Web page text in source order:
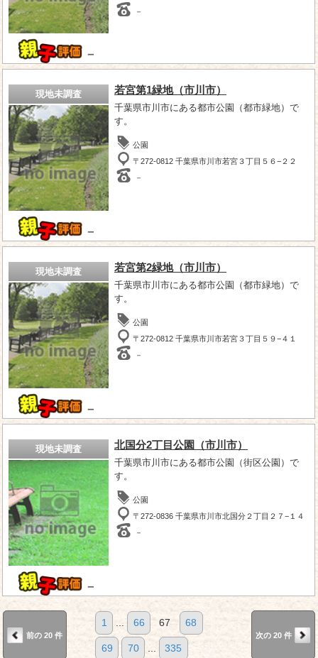
－
－
現地未調査
－
若宮第1緑地（市川市）
千葉県市川市にある都市公園（都市緑地）で
す。
公園
〒272-0812 千葉県市川市若宮３丁目５６−２２
－
現地未調査
－
若宮第2緑地（市川市）
千葉県市川市にある都市公園（都市緑地）で
す。
公園
〒272-0812 千葉県市川市若宮３丁目５９−４１
－
現地未調査
－
北国分2丁目公園（市川市）
千葉県市川市にある都市公園（街区公園）で
す。
公園
〒272-0836 千葉県市川市北国分２丁目２７−１４
－
前の 20 件
1 66 67 68
69 70 ... 335
次の 20 件